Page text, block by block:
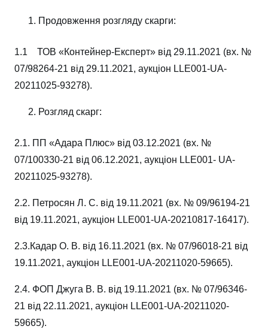
Продовження розгляду скарги:
1.1 ТОВ «Контейнер-Експерт» від 29.11.2021 (вх. №
07/98264-21 від 29.11.2021, аукціон LLE001-UA-
20211025-93278).
Розгляд скарг:
2.1. ПП «Адара Плюс» від 03.12.2021 (вх. №
07/100330-21 від 06.12.2021, аукціон LLE001- UA-
20211025-93278).
2.2. Петросян Л. С. від 19.11.2021 (вх. № 09/96194-21
від 19.11.2021, аукціон LLE001-UA-20210817-16417).
2.3.Кадар О. В. від 16.11.2021 (вх. № 07/96018-21 від
19.11.2021, аукціон LLE001-UA-20211020-59665).
2.4. ФОП Джуга В. В. від 19.11.2021 (вх. № 07/96346-
21 від 22.11.2021, аукціон LLE001-UA-20211020-
59665).